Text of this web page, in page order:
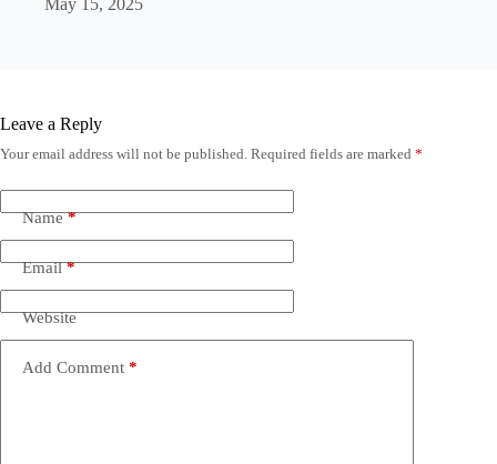
May 15, 2025
Leave a Reply
Your email address will not be published. Required fields are marked *
Name*
Email*
Website
Add Comment *